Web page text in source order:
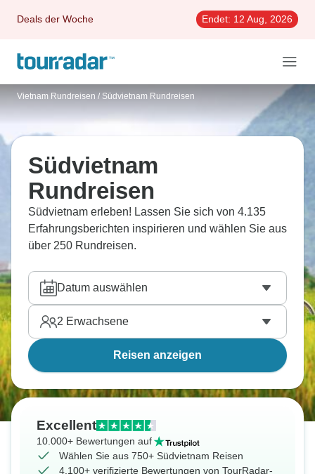
Deals der Woche Endet: 12 Aug, 2026
Vietnam Rundreisen / Südvietnam Rundreisen
Südvietnam
Rundreisen
Südvietnam erleben! Lassen Sie sich von 4.135
Erfahrungsberichten inspirieren und wählen Sie aus
über 250 Rundreisen.
Datum auswählen
2 Erwachsene
Reisen anzeigen
Excellent
10.000+ Bewertungen auf
Wählen Sie aus 750+ Südvietnam Reisen
4.100+ verifizierte Bewertungen von TourRadar-